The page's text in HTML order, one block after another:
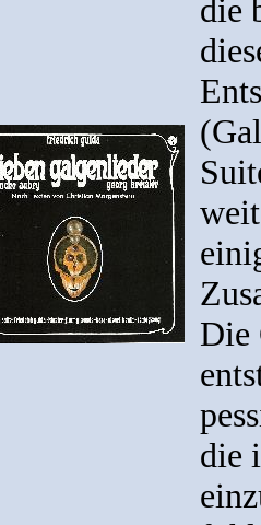
die
Die
die